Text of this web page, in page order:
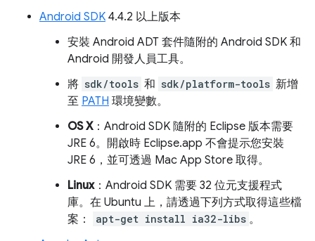
Android SDK 4.4.2 以上版本
安裝 Android ADT 套件隨附的 Android SDK 和
Android 開發人員工具。
將 sdk/tools 和 sdk/platform-tools 新增
至 PATH 環境變數。
OS X：Android SDK 隨附的 Eclipse 版本需要
JRE 6。開啟時 Eclipse.app 不會提示您安裝
JRE 6，並可透過 Mac App Store 取得。
Linux：Android SDK 需要 32 位元支援程式
庫。在 Ubuntu 上，請透過下列方式取得這些檔
案：
apt-get install ia32-libs 。